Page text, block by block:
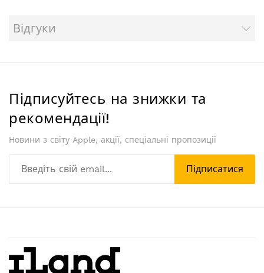
Відгуки
Підписуйтесь на знижки та
рекомендації!
Новини з світу Apple, акції, спеціальні пропозиції
Підписатися